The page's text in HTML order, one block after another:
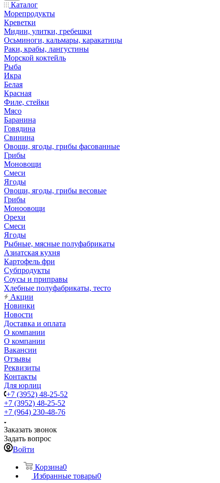
Каталог
Морепродукты
Креветки
Мидии, улитки, гребешки
Осьминоги, кальмары, каракатицы
Раки, крабы, лангустины
Морской коктейль
Рыба
Икра
Белая
Красная
Филе, стейки
Мясо
Баранина
Говядина
Свинина
Овощи, ягоды, грибы фасованные
Грибы
Моновощи
Смеси
Ягоды
Овощи, ягоды, грибы весовые
Грибы
Моноовощи
Орехи
Смеси
Ягоды
Рыбные, мясные полуфабрикаты
Азиатская кухня
Картофель фри
Субпродукты
Соусы и приправы
Хлебные полуфабрикаты, тесто
Акции
Новинки
Новости
Доставка и оплата
О компании
О компании
Вакансии
Отзывы
Реквизиты
Контакты
Для юрлиц
+7 (3952) 48-25-52
+7 (3952) 48-25-52
+7 (964) 230-48-76
Заказать звонок
Задать вопрос
Войти
Корзина0
Избранные товары0